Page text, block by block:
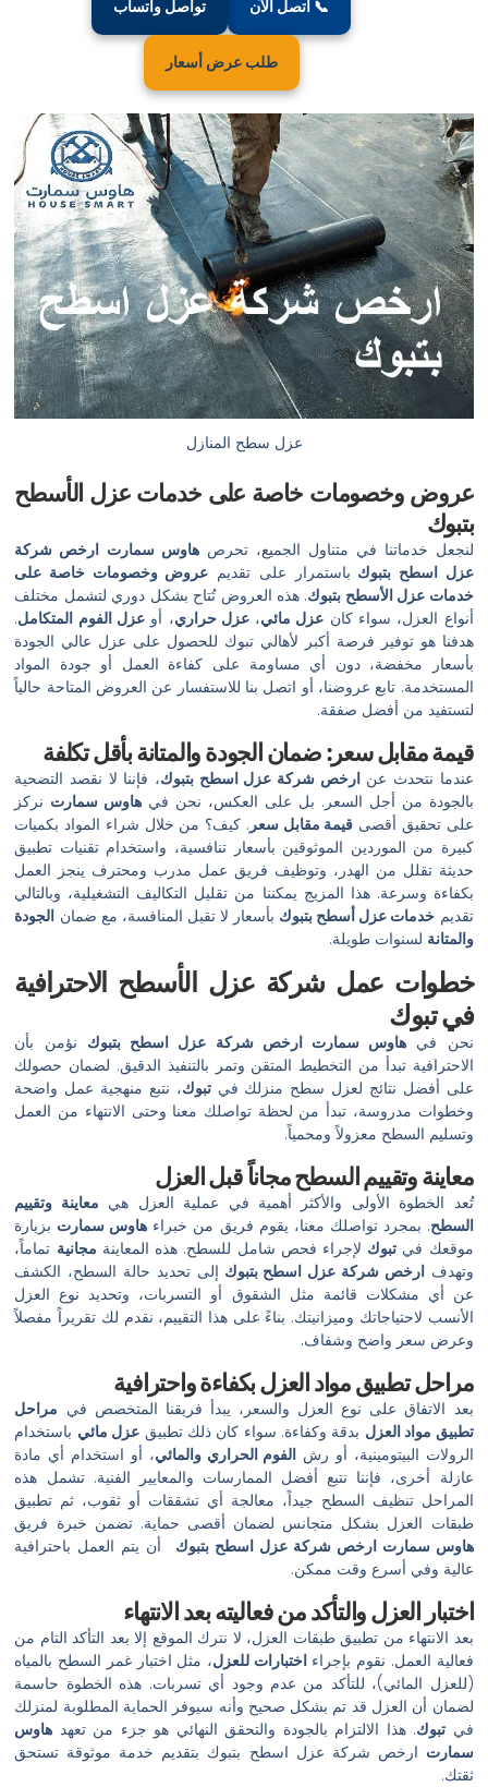
📞 اتصل الآن تواصل واتساب
طلب عرض أسعار
عزل سطح المنازل
عروض وخصومات خاصة على خدمات عزل الأسطح
بتبوك
لنجعل خدماتنا في متناول الجميع، تحرص هاوس سمارت ارخص شركة
عزل اسطح بتبوك باستمرار على تقديم عروض وخصومات خاصة على
خدمات عزل الأسطح بتبوك. هذه العروض تُتاح بشكل دوري لتشمل مختلف
أنواع العزل، سواء كان عزل مائي،عزل حراري، أو عزل الفوم المتكامل.
هدفنا هو توفير فرصة أكبر لأهالي تبوك للحصول على عزل عالي الجودة
بأسعار مخفضة، دون أي مساومة على كفاءة العمل أو جودة المواد
المستخدمة. تابع عروضنا، أو اتصل بنا للاستفسار عن العروض المتاحة حالياً
لتستفيد من أفضل صفقة.
قيمة مقابل سعر: ضمان الجودة والمتانة بأقل تكلفة
عندما نتحدث عنارخص شركة عزل اسطح بتبوك، فإننا لا نقصد التضحية
بالجودة من أجل السعر. بل على العكس، نحن في هاوس سمارت نركز
على تحقيق أقصى قيمة مقابل سعر . كيف؟ من خلال شراء المواد بكميات
كبيرة من الموردين الموثوقين بأسعار تنافسية، واستخدام تقنيات تطبيق
حديثة تقلل من الهدر، وتوظيف فريق عمل مدرب ومحترف ينجز العمل
بكفاءة وسرعة. هذا المزيج يمكننا من تقليل التكاليف التشغيلية، وبالتالي
تقديم خدمات عزل أسطح بتبوك بأسعار لا تقبل المنافسة، مع ضمان الجودة
والمتانة لسنوات طويلة.
خطوات عمل شركة عزل الأسطح الاحترافية
في تبوك
نحن في هاوس سمارتارخص شركة عزل اسطح بتبوك نؤمن بأن
الاحترافية تبدأ من التخطيط المتقن وتمر بالتنفيذ الدقيق. لضمان حصولك
على أفضل نتائج لعزل سطح منزلك فيتبوك، نتبع منهجية عمل واضحة
وخطوات مدروسة، تبدأ من لحظة تواصلك معنا وحتى الانتهاء من العمل
وتسليم السطح معزولاً ومحمياً.
معاينة وتقييم السطح مجاناً قبل العزل
تُعد الخطوة الأولى والأكثر أهمية في عملية العزل هي معاينة وتقييم
السطح. بمجرد تواصلك معنا، يقوم فريق من خبراء هاوس سمارت بزيارة
موقعك في تبوك لإجراء فحص شامل للسطح. هذه المعاينة مجانية تماماً،
وتهدفارخص شركة عزل اسطح بتبوك إلى تحديد حالة السطح، الكشف
عن أي مشكلات قائمة مثل الشقوق أو التسربات، وتحديد نوع العزل
الأنسب لاحتياجاتك وميزانيتك. بناءً على هذا التقييم، نقدم لك تقريراً مفصلاً
وعرض سعر واضح وشفاف.
مراحل تطبيق مواد العزل بكفاءة واحترافية
بعد الاتفاق على نوع العزل والسعر، يبدأ فريقنا المتخصص في مراحل
تطبيق مواد العزل بدقة وكفاءة. سواء كان ذلك تطبيق عزل مائي باستخدام
الرولات البيتومينية، أو رش الفوم الحراري والمائي، أو استخدام أي مادة
عازلة أخرى، فإننا نتبع أفضل الممارسات والمعايير الفنية. تشمل هذه
المراحل تنظيف السطح جيداً، معالجة أي تشققات أو ثقوب، ثم تطبيق
طبقات العزل بشكل متجانس لضمان أقصى حماية. تضمن خبرة فريق
هاوس سمارتارخص شركة عزل اسطح بتبوك أن يتم العمل باحترافية
عالية وفي أسرع وقت ممكن.
اختبار العزل والتأكد من فعاليته بعد الانتهاء
بعد الانتهاء من تطبيق طبقات العزل، لا نترك الموقع إلا بعد التأكد التام من
فعالية العمل. نقوم بإجراءاختبارات للعزل، مثل اختبار غمر السطح بالمياه
(للعزل المائي)، للتأكد من عدم وجود أي تسربات. هذه الخطوة حاسمة
لضمان أن العزل قد تم بشكل صحيح وأنه سيوفر الحماية المطلوبة لمنزلك
في تبوك. هذا الالتزام بالجودة والتحقق النهائي هو جزء من تعهد هاوس
سمارت ارخص شركة عزل اسطح بتبوك بتقديم خدمة موثوقة تستحق
ثقتك.